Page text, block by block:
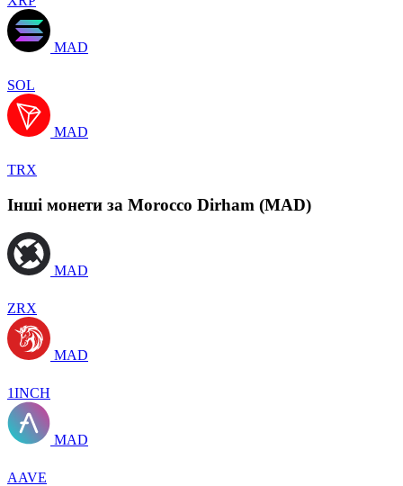
MAD
SOL
MAD
TRX
Інші монети за Morocco Dirham (MAD)
MAD
ZRX
MAD
1INCH
MAD
AAVE